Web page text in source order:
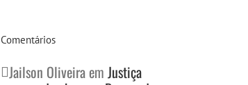
Comentários
Jailson Oliveiraem Justiça